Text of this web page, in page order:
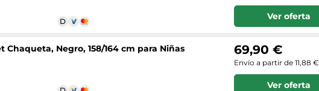
Ver oferta
Chaqueta, Negro, 158/164 cm para Niñas 69,90 €
Envío a partir de 11,88 €
Ver oferta